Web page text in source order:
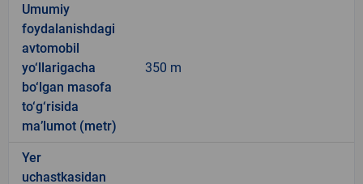
Umumiy
foydalanishdagi
avtomobil
yo‘llarigacha
bo‘lgan masofa
to‘g‘risida
ma’lumot (metr)
350 m
Yer
uchastkasidan